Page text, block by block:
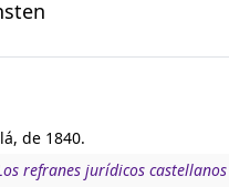
de 1840.
refranes jurídicos